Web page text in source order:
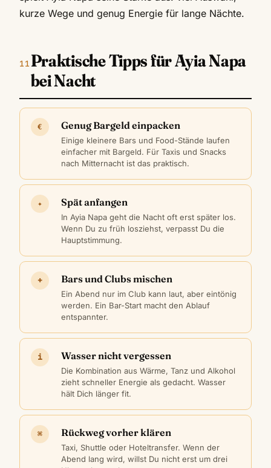
kurze Wege und genug Energie für lange Nächte.
Praktische Tipps für Ayia Napa
bei Nacht
€ Genug Bargeld einpacken
Einige kleinere Bars und Food-Stände laufen
einfacher mit Bargeld. Für Taxis und Snacks
nach Mitternacht ist das praktisch.
✦ Spät anfangen
In Ayia Napa geht die Nacht oft erst später los.
Wenn Du zu früh losziehst, verpasst Du die
Hauptstimmung.
+ Bars und Clubs mischen
Ein Abend nur im Club kann laut, aber eintönig
werden. Ein Bar-Start macht den Ablauf
entspannter.
i Wasser nicht vergessen
Die Kombination aus Wärme, Tanz und Alkohol
zieht schneller Energie als gedacht. Wasser
hält Dich länger fit.
⌘ Rückweg vorher klären
Taxi, Shuttle oder Hoteltransfer. Wenn der
Abend lang wird, willst Du nicht erst um drei